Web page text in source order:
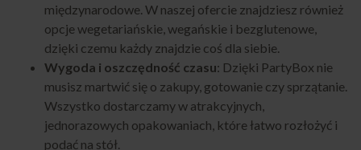
międzynarodowe. W naszej ofercie znajdziesz również
opcje wegetariańskie, wegańskie i bezglutenowe,
dzięki czemu każdy znajdzie coś dla siebie.
Wygoda i oszczędność czasu: Dzięki PartyBox nie
musisz martwić się o zakupy, gotowanie czy sprzątanie.
Wszystko dostarczamy w atrakcyjnych,
jednorazowych opakowaniach, które łatwo rozłożyć i
podać na stół.